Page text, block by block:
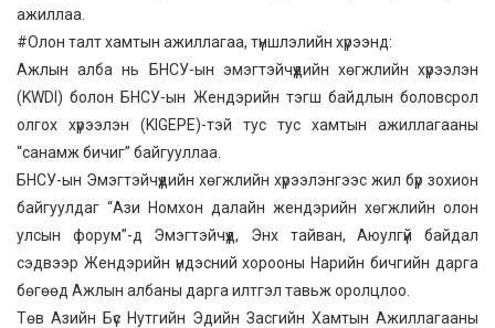
ажиллаа.
#Олон талт хамтын ажиллагаа, түншлэлийн хүрээнд:
Ажлын алба нь БНСУ-ын эмэгтэйчүүдийн хөгжлийн хүрээлэн
(KWDI) болон БНСУ-ын Жендэрийн тэгш байдлын боловсрол
олгох хүрээлэн (KIGEPE)-тэй тус тус хамтын ажиллагааны
“санамж бичиг” байгууллаа.
БНСУ-ын Эмэгтэйчүүдийн хөгжлийн хүрээлэнгээс жил бүр зохион
байгуулдаг “Ази Номхон далайн жендэрийн хөгжлийн олон
улсын форум”-д Эмэгтэйчүүд, Энх тайван, Аюулгүй байдал
сэдвээр Жендэрийн үндэсний хорооны Нарийн бичгийн дарга
бөгөөд Ажлын албаны дарга илтгэл тавьж оролцлоо.
Төв Азийн Бүс Нутгийн Эдийн Засгийн Хамтын Ажиллагааны